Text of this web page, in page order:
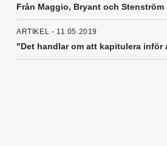
Från Maggio, Bryant och
ARTIKEL - 11.05.2019
"Det handlar om att kapitulera